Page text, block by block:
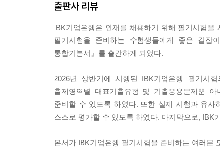
출판사 리뷰
IBK기업은행은 인재를 채용하기 위해 필기시험
필기시험을 준비하는 수험생들에게 좋은 길잡
통합기본서』를 출간하게 되었다.
2026년 상반기에 시행된 IBK기업은행 필기시
출제영역별 대표기출유형 및 기출응용문제뿐
준비할 수 있도록 하였다. 또한 실제 시험과 유사
스스로 평가할 수 있도록 하였다. 마지막으로, IBK
본서가 IBK기업은행 필기시험을 준비하는 여러분